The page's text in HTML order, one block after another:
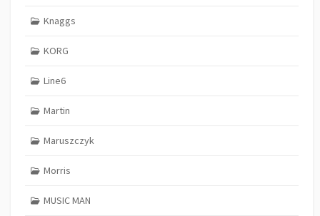
Knaggs
KORG
Line6
Martin
Maruszczyk
Morris
MUSIC MAN